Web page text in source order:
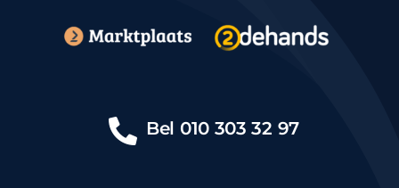
Bel 010 303 32 97